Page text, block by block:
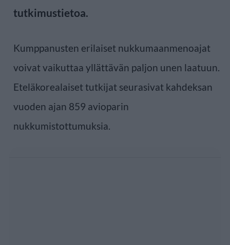
tutkimustietoa.
Kumppanusten erilaiset nukkumaanmenoajat
voivat vaikuttaa yllättävän paljon unen laatuun.
Eteläkorealaiset tutkijat seurasivat kahdeksan
vuoden ajan 859 avioparin
nukkumistottumuksia.